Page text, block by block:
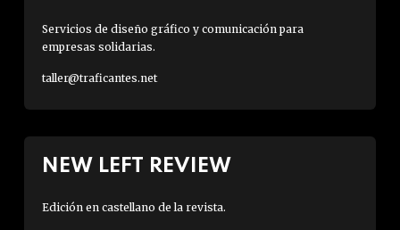
Servicios de diseño gráfico y comunicación para
empresas solidarias.
taller@traficantes.net
NEW LEFT REVIEW
Edición en castellano de la revista.